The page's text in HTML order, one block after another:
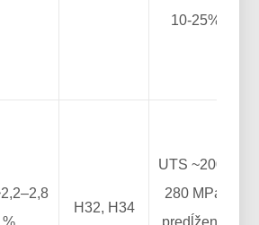
10-25%
%
H32, H34
UTS ~200–
280 MPa;
predĺženie